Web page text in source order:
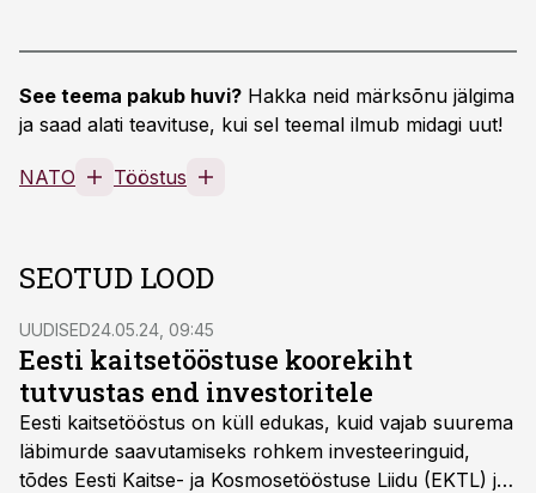
See teema pakub huvi? Hakka neid märksõnu jälgima
ja saad alati teavituse, kui sel teemal ilmub midagi uut!
NATO Tööstus
SEOTUD LOOD
UUDISED24.05.24, 09:45
Eesti kaitsetööstuse koorekiht
tutvustas end investoritele
Eesti kaitsetööstus on küll edukas, kuid vajab suurema
läbimurde saavutamiseks rohkem investeeringuid,
tõdes Eesti Kaitse- ja Kosmosetööstuse Liidu (EKTL) ja